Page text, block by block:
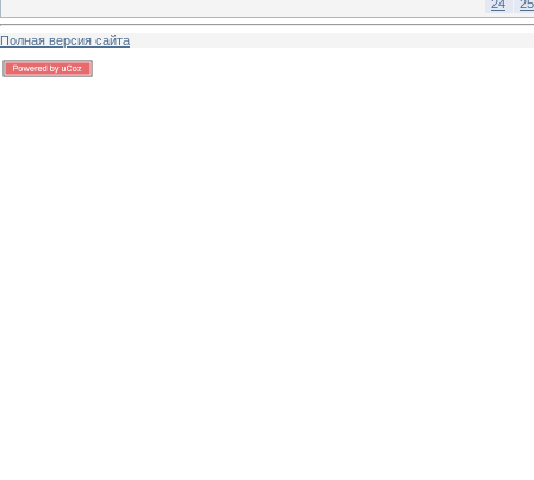
24
25
Полная версия сайта